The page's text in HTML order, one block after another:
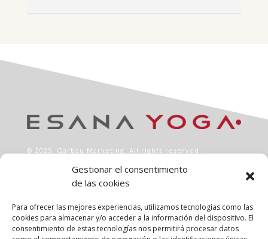
Gestionar el consentimiento
de las cookies
Para ofrecer las mejores experiencias, utilizamos tecnologías como las
cookies para almacenar y/o acceder a la información del dispositivo. El
consentimiento de estas tecnologías nos permitirá procesar datos
© 2025, Garbau Marketing. All rights reserved.
INFO
Aviso legal
Política de privacidad
Política de cookies